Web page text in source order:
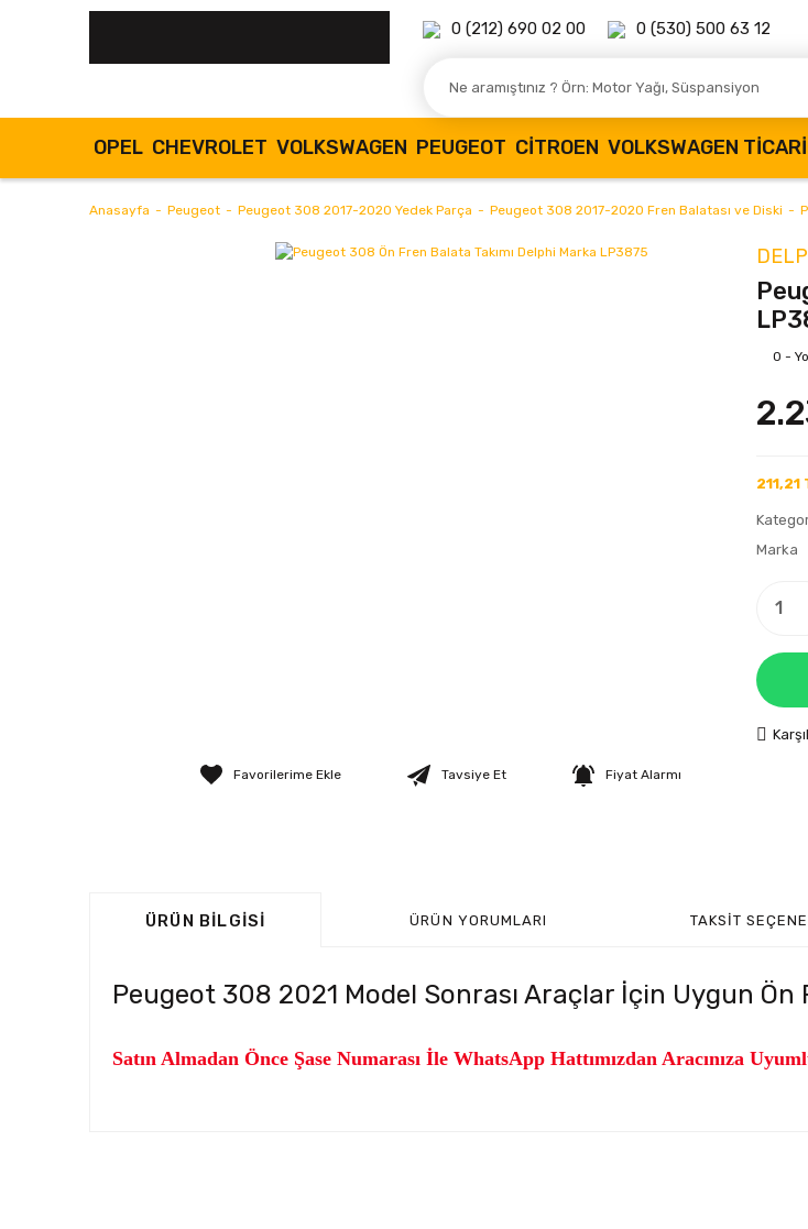
0 (212) 690 02 00 0 (530) 500 63 12
OPEL CHEVROLET VOLKSWAGEN PEUGEOT CITROEN VOLKSWAGEN TICARI
Anasayfa Peugeot Peugeot 308 2017-2020 Yedek Parça Peugeot 308 2017-2020 Fren Balatası ve Diski
Tavsiye Et Fiyat Alarmı
0 -
211,21
Marka
ÜRÜN BILGISI ÜRÜN YORUMLARI TAKSIT
Peugeot 308 2021 Model Sonrası Araçlar İçin Uygun Ön
Satın Almadan Önce Şase Numarası İle WhatsApp Hattımızdan Aracınıza